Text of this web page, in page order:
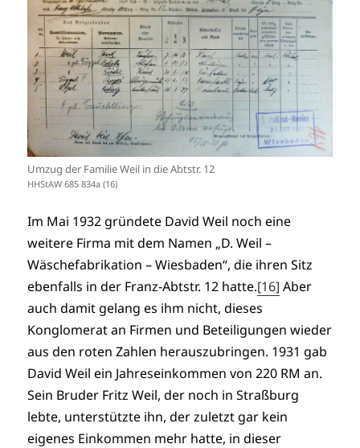
Umzug der Familie Weil in die Abtstr. 12
HHStAW 685 834a (16)
Im Mai 1932 gründete David Weil noch eine
weitere Firma mit dem Namen „D. Weil –
Wäschefabrikation – Wiesbaden“, die ihren Sitz
ebenfalls in der Franz-Abtstr. 12 hatte.[16] Aber
auch damit gelang es ihm nicht, dieses
Konglomerat an Firmen und Beteiligungen wieder
aus den roten Zahlen herauszubringen. 1931 gab
David Weil ein Jahreseinkommen von 220 RM an.
Sein Bruder Fritz Weil, der noch in Straßburg
lebte, unterstützte ihn, der zuletzt gar kein
eigenes Einkommen mehr hatte, in dieser